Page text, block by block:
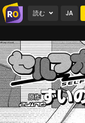
読む JA